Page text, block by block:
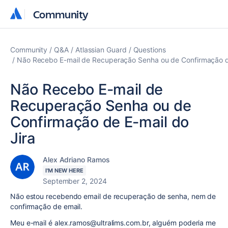
Community
Community
Community Q&A Atlassian Guard
Questions
Não Recebo E-mail de Recuperação Senha ou de Confirmação
Não Recebo E-mail de
Recuperação Senha ou de
Confirmação de E-mail do
Jira
Alex Adriano Ramos
I'M NEW HERE
September 2, 2024
Não estou recebendo email de recuperação de senha, nem de
confirmação de email.
Meu e-mail é alex.ramos@ultralims.com.br, alguém poderia me